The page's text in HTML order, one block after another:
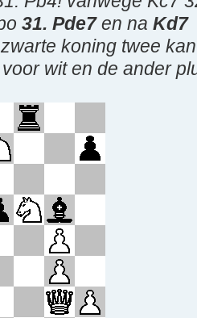
31. Pde7en na Kd7
koning twee
wit en de ander